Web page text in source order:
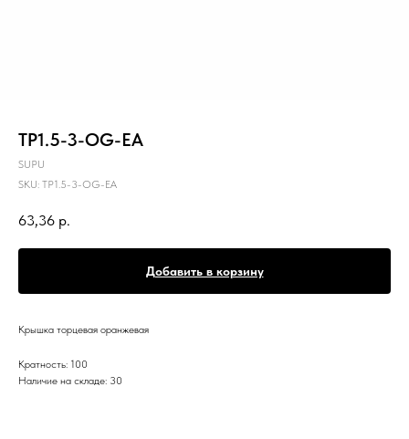
TP1.5-3-OG-EA
SUPU
SKU: TP1.5-3-OG-EA
63,36 р.
Добавить в корзину
Крышка торцевая оранжевая
Кратность: 100
Наличие на складе: 30